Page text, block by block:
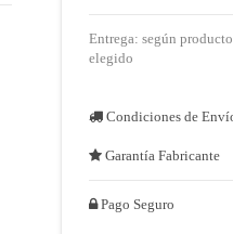
Entrega: según producto
elegido
Condiciones de
Garantía Fabricante
Pago Seguro